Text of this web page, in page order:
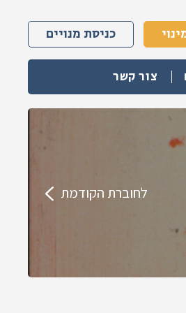
כניסת מנויים
צור קשר
לחוברת הקודמת